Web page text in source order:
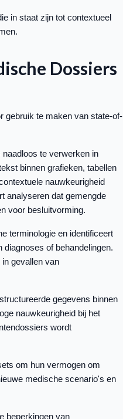
in staat zijn tot contextueel
Dossiers
gebruik te maken van state-of-
te verwerken in
binnen grafieken, tabellen
nauwkeurigheid
analyseren dat gemengde
voor besluitvorming.
terminologie en identificeert
of behandelingen.
gevallen van
gegevens binnen
nauwkeurigheid bij het
wordt
om hun vermogen om
medische scenario's en
beperkingen van